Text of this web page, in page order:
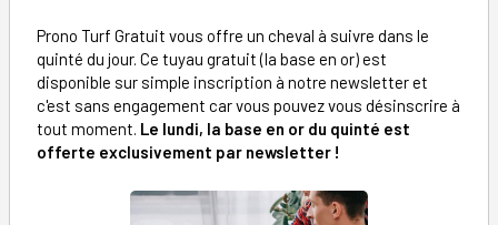
Prono Turf Gratuit vous offre un cheval à suivre dans le
quinté du jour. Ce tuyau gratuit (la base en or) est
disponible sur simple inscription à notre newsletter et
c'est sans engagement car vous pouvez vous désinscrire à
tout moment. Le lundi, la base en or du quinté est
offerte exclusivement par newsletter !